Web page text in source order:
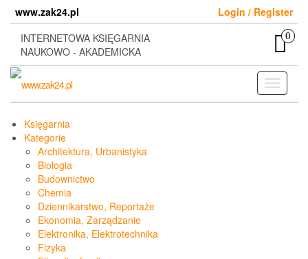
content
www.zak24.pl
Login / Register
INTERNETOWA KSIĘGARNIA
NAUKOWO - AKADEMICKA
0
Toggle
Księgarnia
Kategorie
Architektura, Urbanistyka
Biologia
Budownictwo
Chemia
Dziennikarstwo, Reportaże
Ekonomia, Zarządzanie
Elektronika, Elektrotechnika
Fizyka